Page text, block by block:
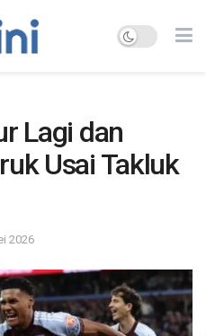
Lagi dan
Usai Takluk
2026